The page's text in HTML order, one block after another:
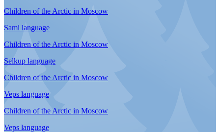
Тема 4. Семья
Эвенкийский язык
Тема 4. Семья
Юкагирский язык
Topic 4. Cuisine
Chukchi language
Topic 4. Family
Dolgan language